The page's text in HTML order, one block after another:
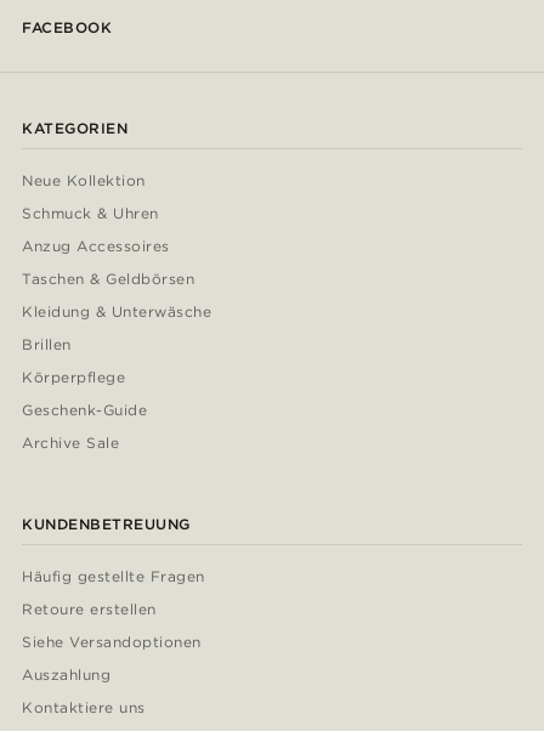
FACEBOOK
KATEGORIEN
Neue Kollektion
Schmuck & Uhren
Anzug Accessoires
Taschen & Geldbörsen
Kleidung & Unterwäsche
Brillen
Körperpflege
Geschenk-Guide
Archive Sale
KUNDENBETREUUNG
Häufig gestellte Fragen
Retoure erstellen
Siehe Versandoptionen
Auszahlung
Kontaktiere uns